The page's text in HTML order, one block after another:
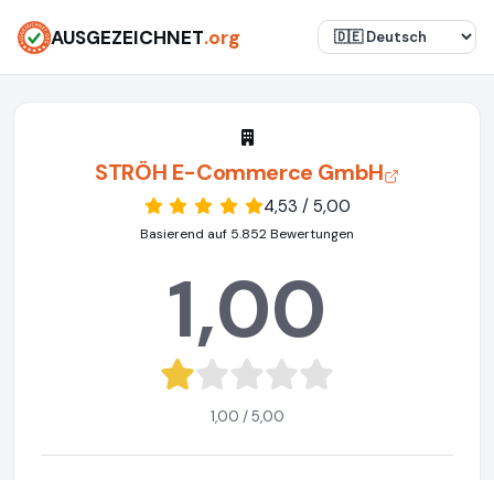
AUSGEZEICHNET.org
STRÖH E-Commerce GmbH
4,53 / 5,00
Basierend auf 5.852 Bewertungen
1,00
1,00 / 5,00